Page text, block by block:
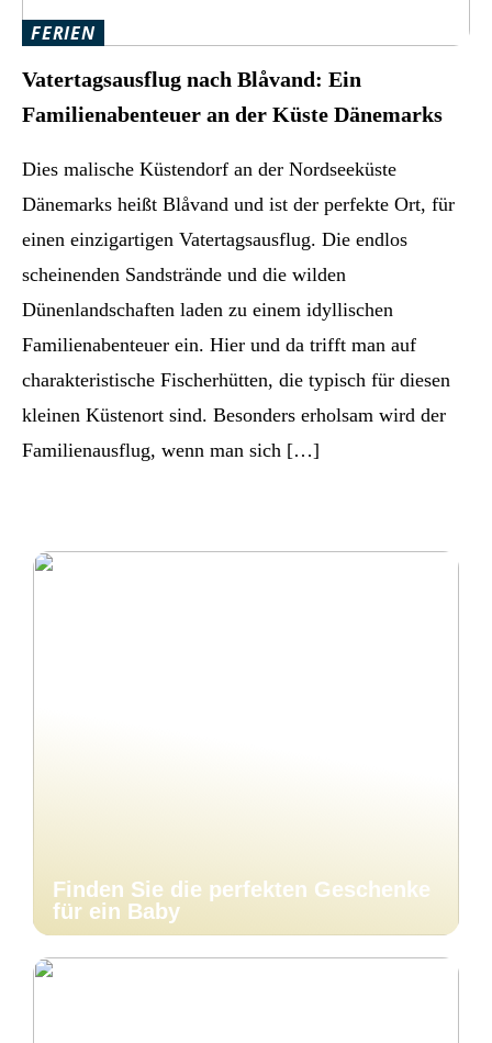
FERIEN
Vatertagsausflug nach Blåvand: Ein
Familienabenteuer an der Küste Dänemarks
Dies malische Küstendorf an der Nordseeküste
Dänemarks heißt Blåvand und ist der perfekte Ort, für
einen einzigartigen Vatertagsausflug. Die endlos
scheinenden Sandstrände und die wilden
Dünenlandschaften laden zu einem idyllischen
Familienabenteuer ein. Hier und da trifft man auf
charakteristische Fischerhütten, die typisch für diesen
kleinen Küstenort sind. Besonders erholsam wird der
Familienausflug, wenn man sich […]
Finden Sie die perfekten Geschenke
für ein Baby